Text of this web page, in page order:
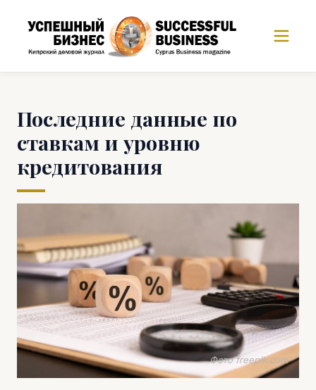
Последние данные по
ставкам и уровню
кредитования
Фото freepik.com